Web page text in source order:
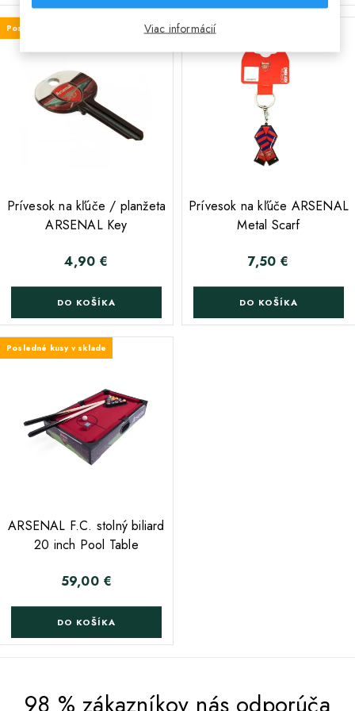
Posledné kusy v sklade
Prívesok na kľúče / planžeta
ARSENAL Key
Cena
4,90 €
DO KOŠÍKA
Posledné kusy v sklade
Prívesok na kľúče ARSENAL
Metal Scarf
Cena
7,50 €
DO KOŠÍKA
Posledné kusy v sklade
ARSENAL F.C. stolný biliard
20 inch Pool Table
Cena
59,00 €
DO KOŠÍKA
Viac informácií